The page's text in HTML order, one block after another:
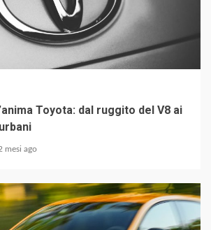
Toyota: dal ruggito del V8 ai
mesi ago